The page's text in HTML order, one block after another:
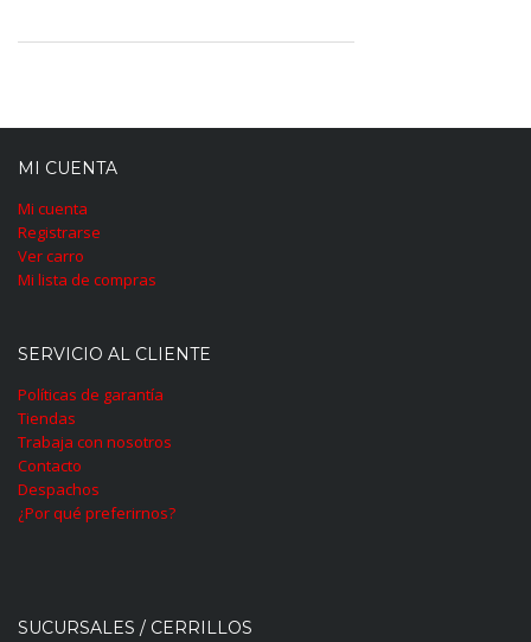
MI CUENTA
Mi cuenta
Registrarse
Ver carro
Mi lista de compras
SERVICIO AL CLIENTE
Políticas de garantía
Tiendas
Trabaja con nosotros
Contacto
Despachos
¿Por qué preferirnos?
SUCURSALES / CERRILLOS